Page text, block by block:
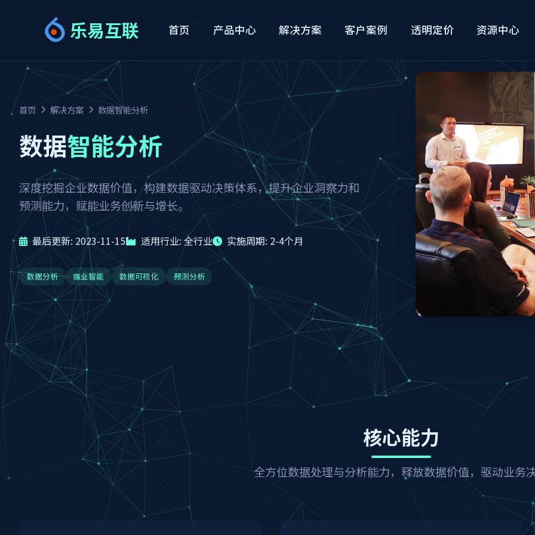
乐易互联 首页 产品中心 解决方案 客户案例 透明定价 资源中心
首页 解决方案 数据智能分析
数据智能分析
深度挖掘企业数据价值，构建数据驱动决策体系，提升企业洞察力和
预测能力，赋能业务创新与增长。
最后更新: 2023-11-15 适用行业: 全行业 实施周期: 2-4个月
数据分析 商业智能 数据可视化 预测分析
核心能力
全方位数据处理与分析能力，释放数据价值，驱动业务